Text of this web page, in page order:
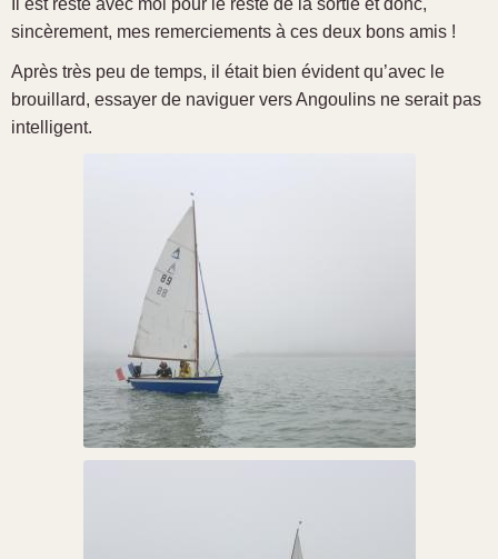
Il est resté avec moi pour le reste de la sortie et donc,
sincèrement, mes remerciements à ces deux bons amis !
Après très peu de temps, il était bien évident qu’avec le
brouillard, essayer de naviguer vers Angoulins ne serait pas
intelligent.